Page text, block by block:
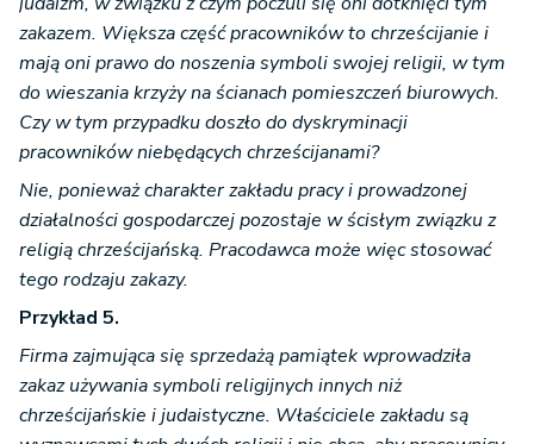
zakazem. Większa część pracowników to chrześcijanie i
mają oni prawo do noszenia symboli swojej religii, w tym
do wieszania krzyży na ścianach pomieszczeń biurowych.
Czy w tym przypadku doszło do dyskryminacji
pracowników niebędących chrześcijanami?
Nie, ponieważ charakter zakładu pracy i prowadzonej
działalności gospodarczej pozostaje w ścisłym związku z
religią chrześcijańską. Pracodawca może więc stosować
tego rodzaju zakazy.
Przykład 5.
Firma zajmująca się sprzedażą pamiątek wprowadziła
zakaz używania symboli religijnych innych niż
chrześcijańskie i judaistyczne. Właściciele zakładu są